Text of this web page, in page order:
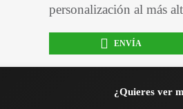
personalización al más
ENVÍA
¿Quieres ver